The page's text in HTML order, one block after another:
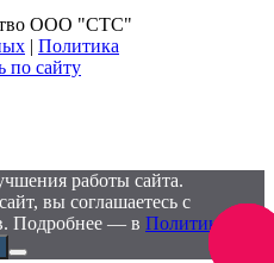
ООО "СТС"
Политика
сайту
работы сайта.
вы соглашаетесь с
Подробнее — в Политике